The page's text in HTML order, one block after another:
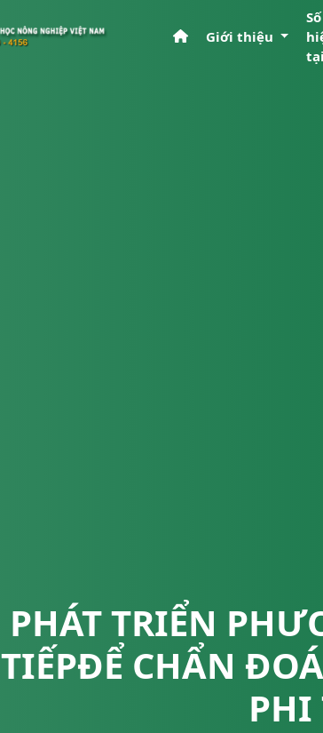
Giới thiệu
Số
tại
PHÁT TRIỂN
TIẾPĐỂ CHẨN